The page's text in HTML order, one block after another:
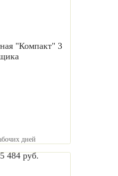
"Компакт" 3
дней
5 484 руб.